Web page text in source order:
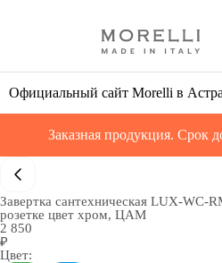
Официальный сайт Morelli в
Заказная продукция. Срок
Завертка сантехническая LUX-WC-
розетке цвет хром, ЦАМ
2 850
₽
Цвет: